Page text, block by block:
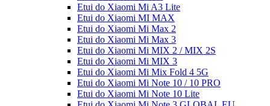
Etui do Xiaomi Mi A3 Lite
Etui do Xiaomi MI MAX
Etui do Xiaomi Mi Max 2
Etui do Xiaomi Mi Max 3
Etui do Xiaomi Mi MIX 2 / MIX 2S
Etui do Xiaomi Mi MIX 3
Etui do Xiaomi Mi Mix Fold 4 5G
Etui do Xiaomi Mi Note 10 / 10 PRO
Etui do Xiaomi Mi Note 10 Lite